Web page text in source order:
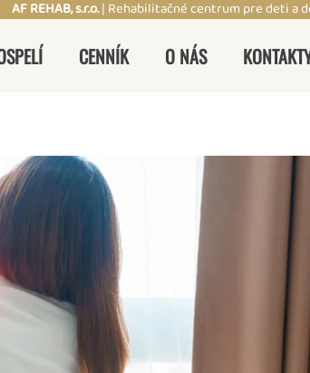
AF REHAB, s.r.o.| Rehabilitačné centrum pre deti a
CENNÍK O NÁS